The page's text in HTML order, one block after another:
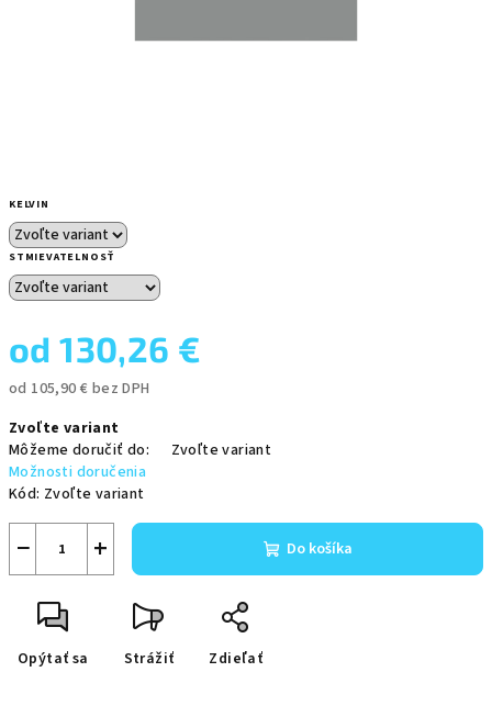
KELVIN
STMIEVATELNOSŤ
od130,26 €
od 105,90 € bez DPH
cena:
Zvoľte variant
Môžeme doručiť do:
Zvoľte variant
Možnosti doručenia
Kód: Zvoľte variant
+
− Do košíka
Opýtať sa Strážiť Zdieľať